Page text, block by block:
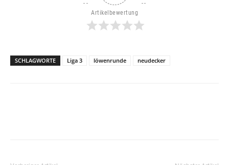
Artikelbewertung
SCHLAGWORTE Liga 3 löwenrunde neudecker